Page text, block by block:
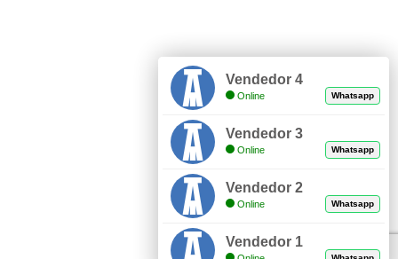
Vendedor 4
Online Whatsapp
Vendedor 3
Online Whatsapp
Vendedor 2
Online Whatsapp
Vendedor 1